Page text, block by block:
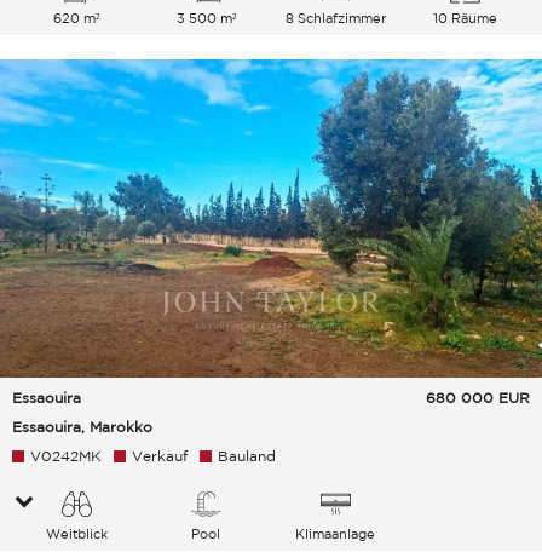
620 m² 3 500 m² 8 Schlafzimmer 10 Räume
Essaouira
Essaouira, Marokko
680 000 EUR
V0242MK Verkauf Bauland
Weitblick Pool Klimaanlage